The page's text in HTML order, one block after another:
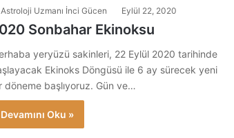
Astroloji Uzmanı İnci Gücen Eylül 22, 2020
Sonbahar Ekinoksu
yeryüzü sakinleri, 22 Eylül 2020 tarihinde
Ekinoks Döngüsü ile 6 ay sürecek yeni
döneme başlıyoruz. Gün ve…
Devamını Oku »